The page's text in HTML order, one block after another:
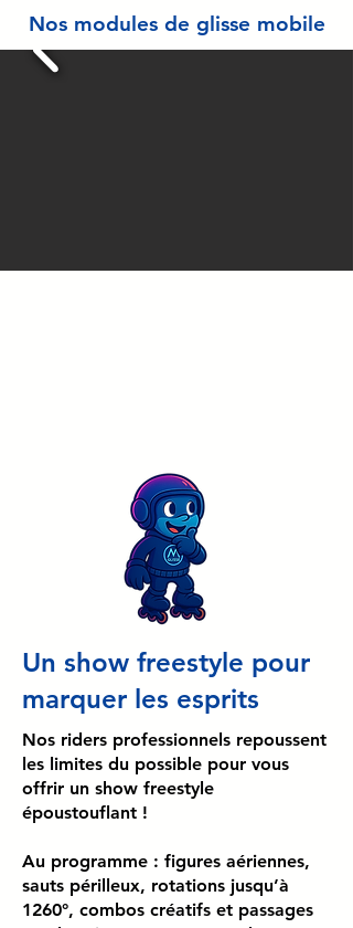
Nos modules de glisse mobile
Un show freestyle pour
marquer les esprits
Nos riders professionnels repoussent
les limites du possible pour vous
offrir un show freestyle
époustouflant !
Au programme : figures aériennes,
sauts périlleux, rotations jusqu’à
1260°, combos créatifs et passages